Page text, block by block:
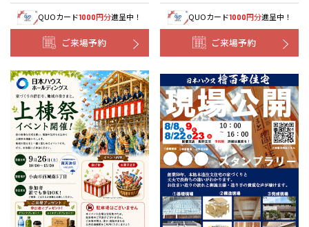
QUOカード1000円分進呈中！
ご来場予約
QUOカード1000円分進呈中！
ご来場予約